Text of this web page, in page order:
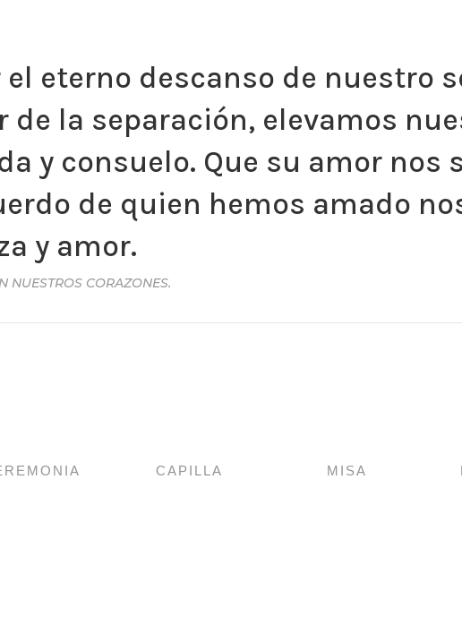
eterno descanso de nuestro
de la separación, elevamos
y consuelo. Que su amor nos
de quien hemos amado
y amor.
NUESTROS CORAZONES.
CAPILLA MISA